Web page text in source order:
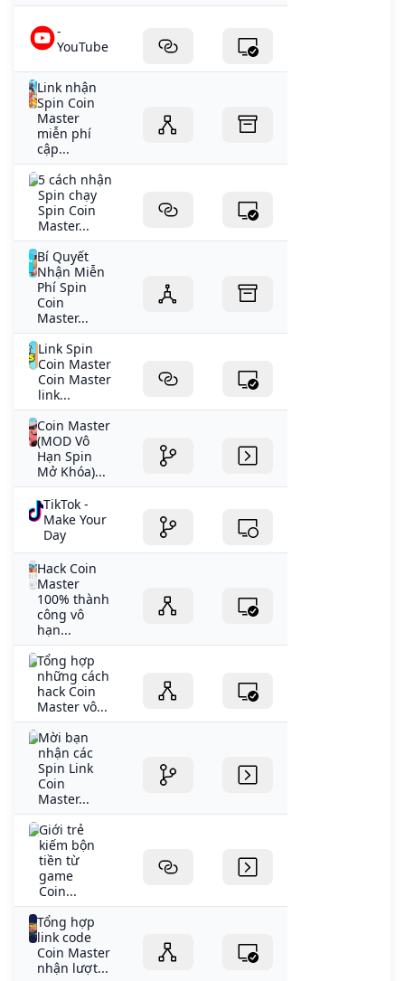
-
YouTube
Link nhận
Spin Coin
Master
miễn phí
cập...
5 cách nhận
Spin chạy
Spin Coin
Master...
Bí Quyết
Nhận Miễn
Phí Spin
Coin
Master...
Link Spin
Coin Master
Coin Master
link...
Coin Master
(MOD Vô
Hạn Spin
Mở Khóa)...
TikTok -
Make Your
Day
Hack Coin
Master
100% thành
công vô
hạn...
Tổng hợp
những cách
hack Coin
Master vô...
Mời bạn
nhận các
Spin Link
Coin
Master...
Giới trẻ
kiếm bộn
tiền từ
game
Coin...
Tổng hợp
link code
Coin Master
nhận lượt...